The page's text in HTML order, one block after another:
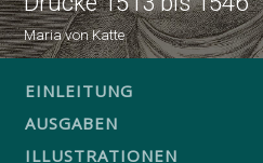
Maria von Katte
EINLEITUNG
AUSGABEN
ILLUSTRATIONEN